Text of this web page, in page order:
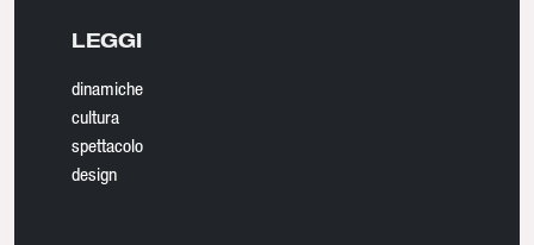
LEGGI
dinamiche
cultura
spettacolo
design